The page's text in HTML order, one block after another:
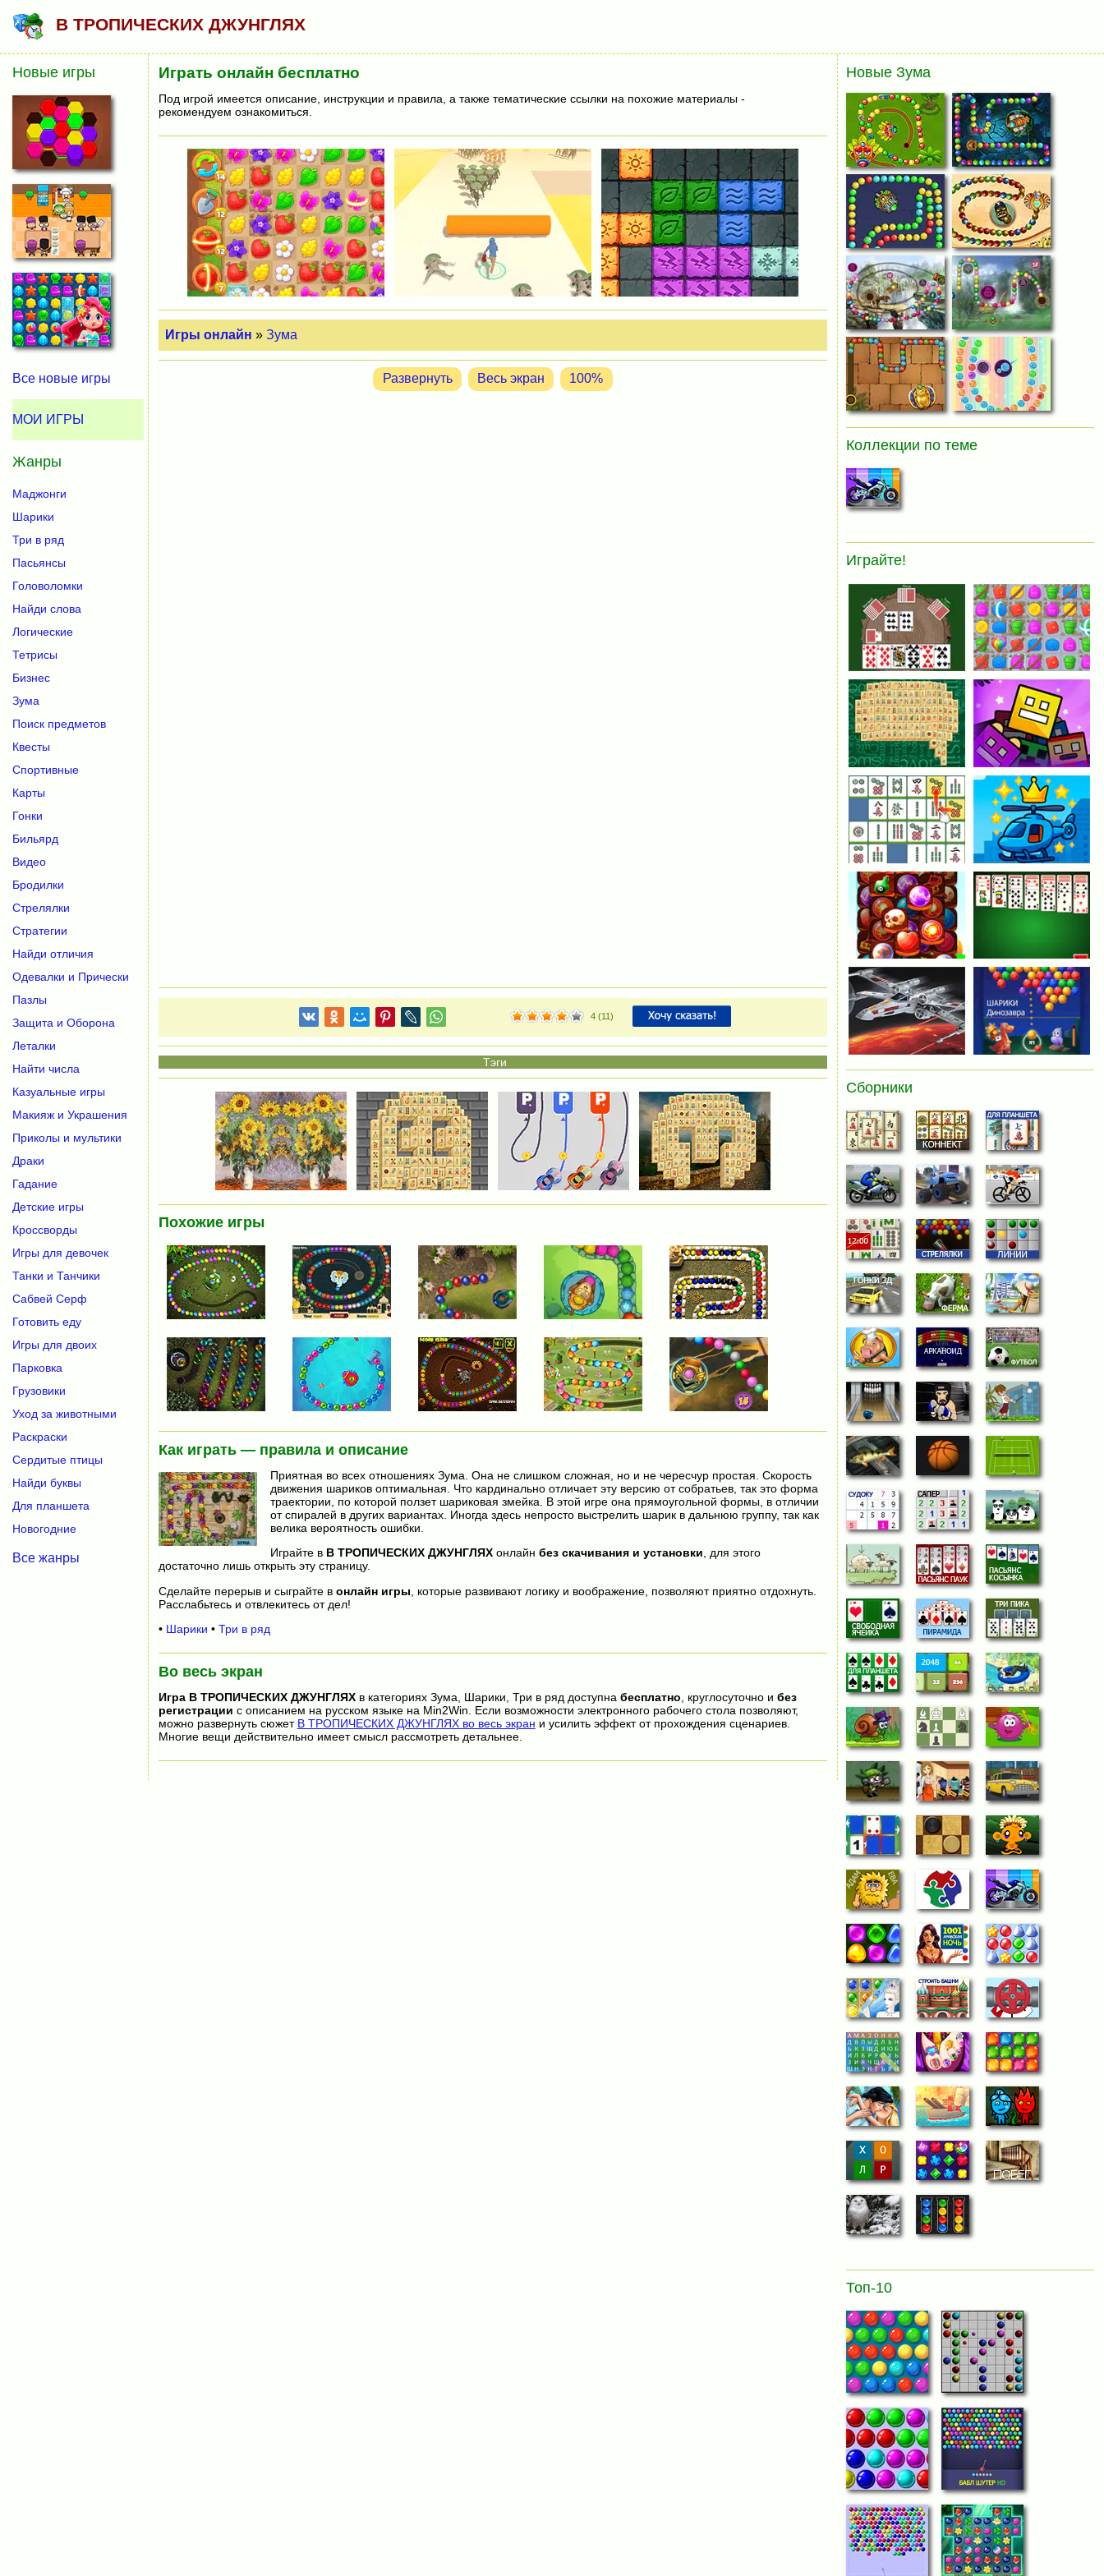
В ТРОПИЧЕСКИХ ДЖУНГЛЯХ
Играть онлайн бесплатно
Под игрой имеется описание, инструкции и правила, а также тематические ссылки на похожие материалы -
рекомендуем ознакомиться.
Игры онлайн » Зума
Развернуть Весь экран 100%
4 (11)
Похожие игры
Как играть — правила и описание
Приятная во всех отношениях Зума. Она не слишком сложная, но и не чересчур простая. Скорость
движения шариков оптимальная. Что кардинально отличает эту версию от собратьев, так это форма
траектории, по которой ползет шариковая змейка. В этой игре она прямоугольной формы, в отличии
от спиралей в других вариантах. Иногда здесь непросто выстрелить шарик в дальнюю группу, так как
велика вероятность ошибки.
Играйте в В ТРОПИЧЕСКИХ ДЖУНГЛЯХонлайн без скачивания и установки, для этого
достаточно лишь открыть эту страницу.
Сделайте перерыв и сыграйте в онлайн игры , которые развивают логику и воображение, позволяют приятно отдохнуть.
Расслабьтесь и отвлекитесь от дел!
• Шарики • Три в ряд
Во весь экран
Игра В ТРОПИЧЕСКИХ ДЖУНГЛЯХв категориях Зума, Шарики, Три в ряд доступна бесплатно , круглосуточно и без
регистрации с описанием на русском языке на Min2Win. Если возможности электронного рабочего стола позволяют,
можно развернуть сюжет В ТРОПИЧЕСКИХ ДЖУНГЛЯХ во весь экран и усилить эффект от прохождения сценариев.
Многие вещи действительно имеет смысл рассмотреть детальнее.
Новые игры
Все новые игры
МОИ ИГРЫ
Жанры
Маджонги
Шарики
Три в ряд
Пасьянсы
Головоломки
Найди слова
Логические
Тетрисы
Бизнес
Зума
Поиск предметов
Квесты
Спортивные
Карты
Гонки
Бильярд
Видео
Бродилки
Стрелялки
Стратегии
Найди отличия
Одевалки и Прически
Пазлы
Защита и Оборона
Леталки
Найти числа
Казуальные игры
Макияж и Украшения
Приколы и мультики
Драки
Гадание
Детские игры
Кроссворды
Игры для девочек
Танки и Танчики
Сабвей Серф
Готовить еду
Игры для двоих
Парковка
Грузовики
Уход за животными
Раскраски
Сердитые птицы
Найди буквы
Для планшета
Новогодние
Все жанры
Новые Зума
Коллекции по теме
Играйте!
Сборники
Топ-10